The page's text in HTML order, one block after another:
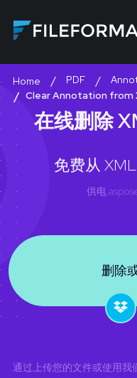
Home PDF
Clear Annotation from
在线删除
免费从
供电
删除
通过上传您的文件或使用我